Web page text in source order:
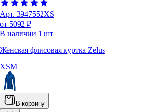
Арт. 3947552XS
от 5092 ₽
В наличии 1 шт
Женская флисовая куртка Zelus
XSM
В корзину